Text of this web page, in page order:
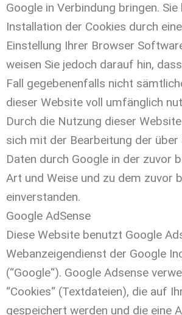
Google in Verbindung bringen. Sie
Installation der Cookies durch
Einstellung Ihrer Browser
weisen Sie jedoch darauf hin,
Fall gegebenenfalls nicht
dieser Website voll umfänglich
Durch die Nutzung dieser
sich mit der Bearbeitung der über
Daten durch Google in der zuvor
Art und Weise und zu dem zuvor
einverstanden.
Google AdSense
Diese Website benutzt Google
Webanzeigendienst der Google
(“Google“). Google Adsense
“Cookies“ (Textdateien), die auf
gespeichert werden und die eine